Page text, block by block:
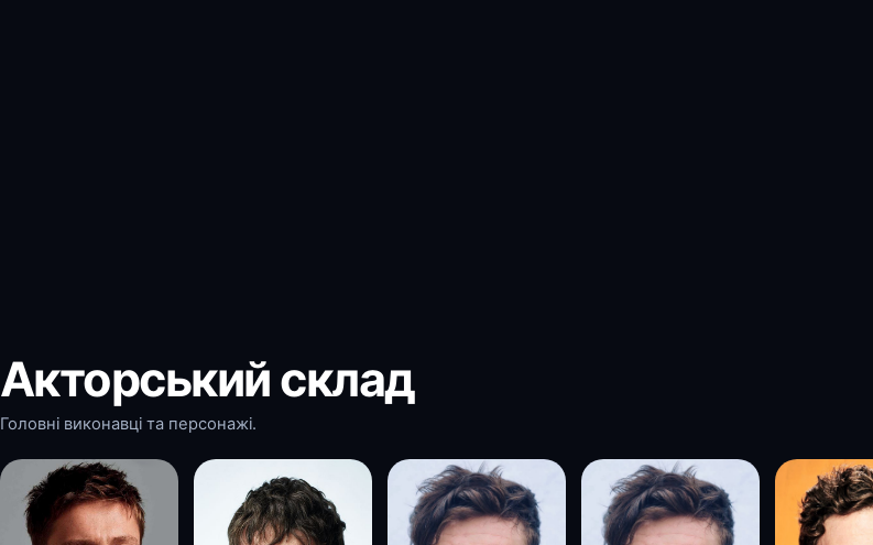
Акторський склад
Головні виконавці та персонажі.